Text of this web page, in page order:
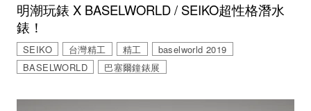
明潮玩錶 X BASELWORLD / SEIKO超性格潛水
錶！
SEIKO 台灣精工 精工
baselworld 2019
BASELWORLD
巴塞爾鐘錶展